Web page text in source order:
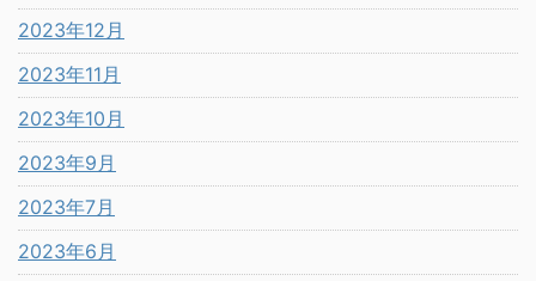
2023年12月
2023年11月
2023年10月
2023年9月
2023年7月
2023年6月